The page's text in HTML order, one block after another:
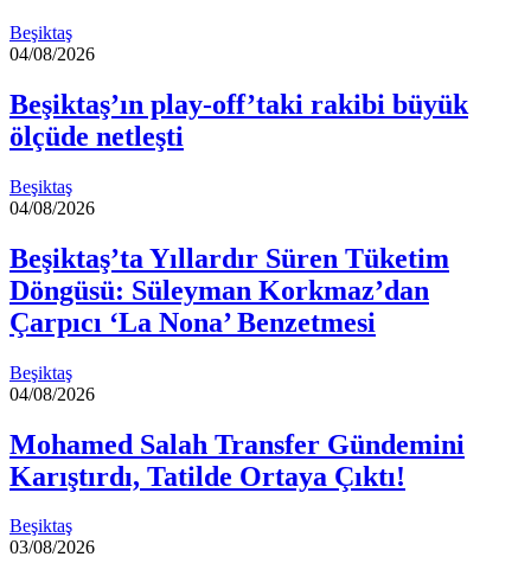
Beşiktaş
04/08/2026
Beşiktaş’ın play-off’taki rakibi büyük
ölçüde netleşti
Beşiktaş
04/08/2026
Beşiktaş’ta Yıllardır Süren Tüketim
Döngüsü: Süleyman Korkmaz’dan
Çarpıcı ‘La Nona’ Benzetmesi
Beşiktaş
04/08/2026
Mohamed Salah Transfer Gündemini
Karıştırdı, Tatilde Ortaya Çıktı!
Beşiktaş
03/08/2026